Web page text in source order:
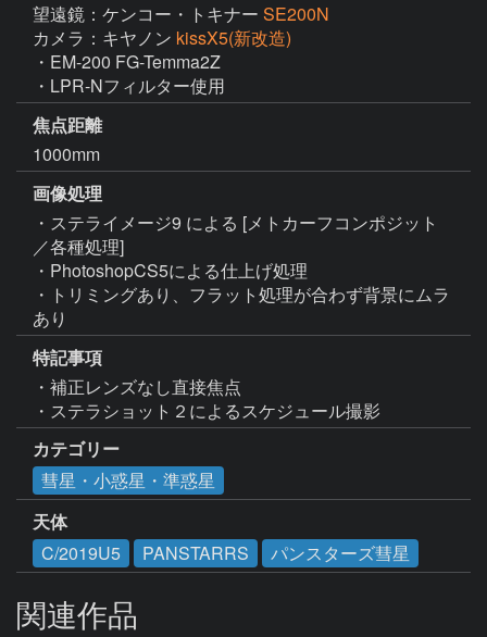
望遠鏡：ケンコー・トキナー SE200N
カメラ：キヤノン kissX5(新改造)
・EM-200 FG-Temma2Z
・LPR-Nフィルター使用
焦点距離
1000mm
画像処理
・ステライメージ9 による [メトカーフコンポジット
／各種処理]
・PhotoshopCS5による仕上げ処理
・トリミングあり、フラット処理が合わず背景にムラ
あり
特記事項
・補正レンズなし直接焦点
・ステラショット２によるスケジュール撮影
カテゴリー
彗星・小惑星・準惑星
天体
C/2019U5
PANSTARRS パンスターズ彗星
関連作品